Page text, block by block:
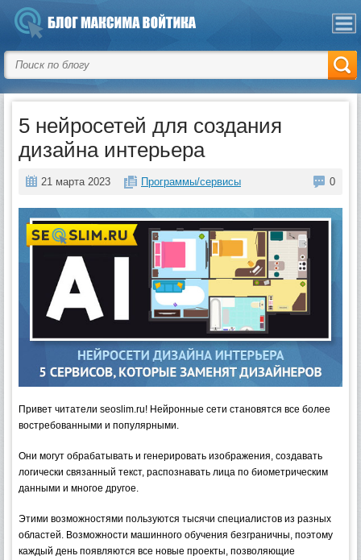
5 нейросетей для создания
дизайна интерьера
21 марта 2023 Программы/сервисы 0
Привет читатели seoslim.ru! Нейронные сети становятся все более
востребованными и популярными.
Они могут обрабатывать и генерировать изображения, создавать
логически связанный текст, распознавать лица по биометрическим
данными и многое другое.
Этими возможностями пользуются тысячи специалистов из разных
областей. Возможности машинного обучения безграничны, поэтому
каждый день появляются все новые проекты, позволяющие